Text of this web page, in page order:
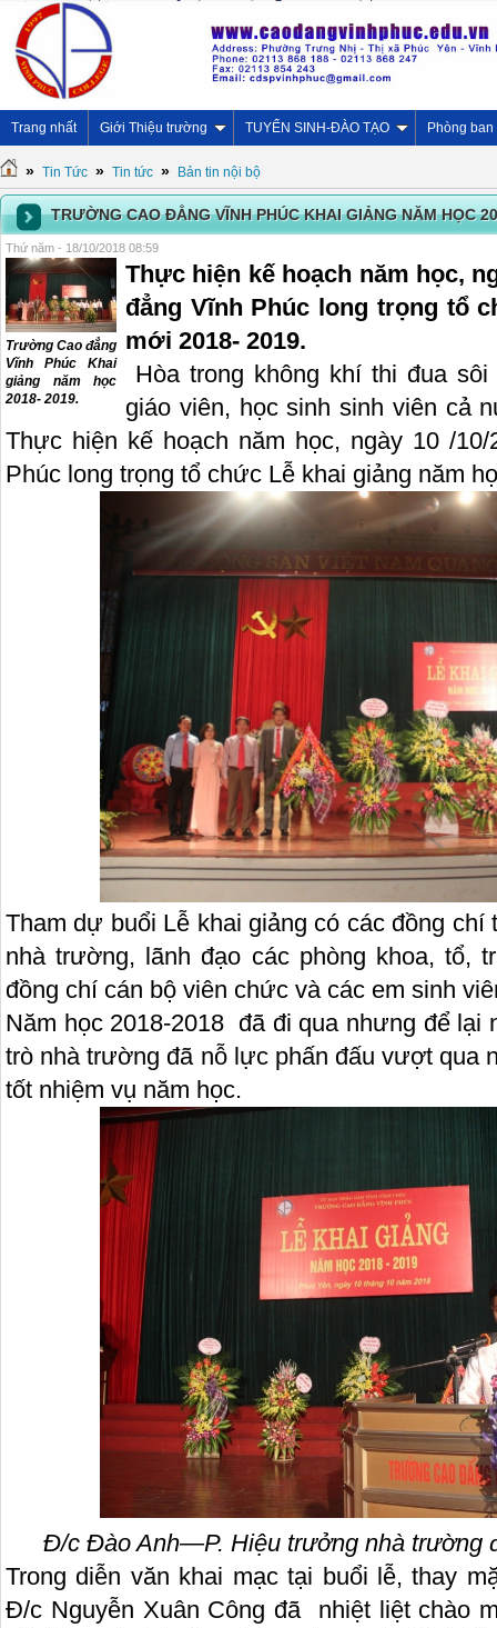
Trang nhất Giới Thiệu trường TUYỂN SINH-ĐÀO TẠO Phòng ban
» Tin Tức » Tin tức » Bản tin nội bộ
TRƯỜNG CAO ĐẲNG VĨNH PHÚC KHAI GIẢNG NĂM HỌC
Thứ năm - 18/10/2018 08:59
Trường Cao đẳng
Vĩnh Phúc Khai
giảng năm học
2018- 2019.
Thực hiện kế hoạch năm học,
đẳng Vĩnh Phúc long trọng tổ
mới 2018- 2019.
Hòa trong không khí thi đua
giáo viên, học sinh sinh viên cả
Thực hiện kế hoạch năm học, ngày 10 /
Phúc long trọng tổ chức Lễ khai giảng năm
Tham dự buổi Lễ khai giảng có các đồng chí
nhà trường, lãnh đạo các phòng khoa, tổ,
đồng chí cán bộ viên chức và các em sinh
Năm học 2018-2018 đã đi qua nhưng để lại
trò nhà trường đã nỗ lực phấn đấu vượt qua
tốt nhiệm vụ năm học.
Đ/c Đào Anh—P. Hiệu trưởng nhà trường
Trong diễn văn khai mạc tại buổi lễ, thay
Đ/c Nguyễn Xuân Công đã nhiệt liệt chào